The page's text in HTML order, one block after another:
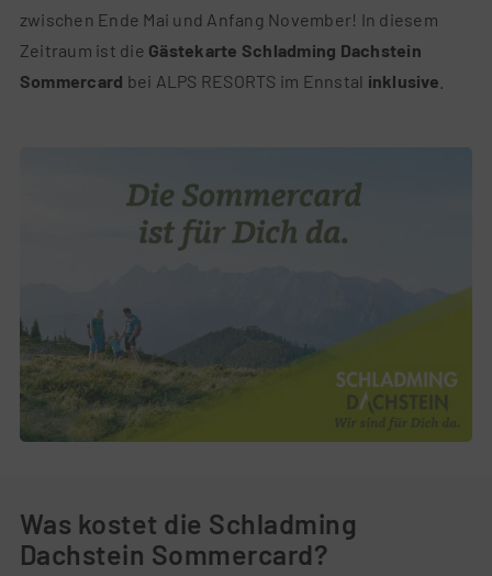
zwischen Ende Mai und Anfang November! In diesem
Zeitraum ist die Gästekarte Schladming Dachstein
Sommercard bei ALPS RESORTS im Ennstal inklusive
Was kostet die Schladming
Dachstein Sommercard?